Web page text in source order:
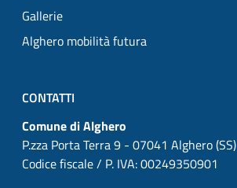
Gallerie
Alghero mobilità futura
CONTATTI
Comune di Alghero
P.zza Porta Terra 9 - 07041 Alghero (SS)
Codice fiscale / P. IVA: 00249350901